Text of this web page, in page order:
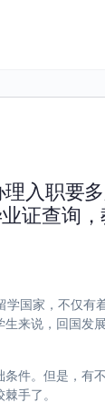
入职要
证查询
学国家，不仅
来说，回国发
件。但是，有
手了。